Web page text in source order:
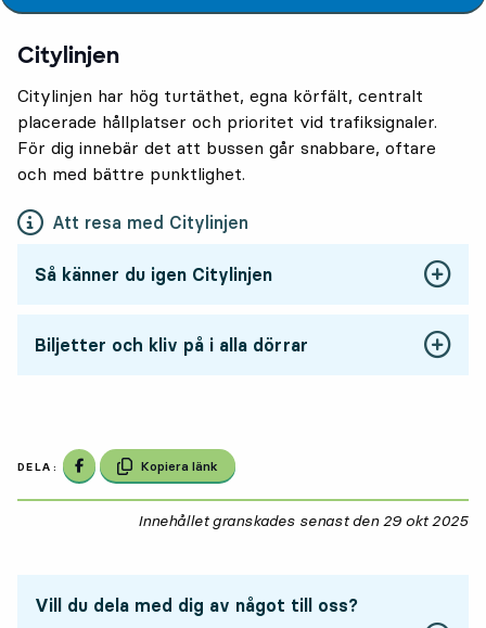
Citylinjen
Citylinjen har hög turtäthet, egna körfält, centralt
placerade hållplatser och prioritet vid trafiksignaler.
För dig innebär det att bussen går snabbare, oftare
och med bättre punktlighet.
Att resa med Citylinjen
Så känner du igen Citylinjen
Biljetter och kliv på i alla dörrar
DELA: Dela på Facebook
Kopiera länk
Innehållet granskades senast den 29 okt 2025
Vill du dela med dig av något till oss?